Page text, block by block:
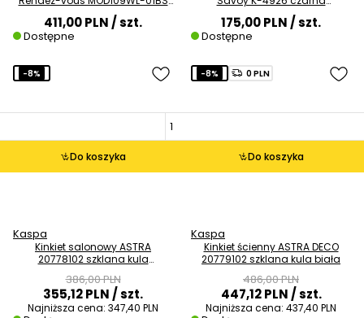
biała mosiądz
411,00 PLN/ szt.
Dostępne
sypialniana kula
175,00 PLN/ szt.
Dostępne
Do koszyka
-8%
Kaspa
Kinkiet salonowy ASTRA
20778102 szklana kula
386,00 PLN
355,12 PLN/ szt.
Najniższa cena: 347,40 PLN
Do koszyka
-8% 0 PLN
Kaspa
Kinkiet ścienny ASTRA DECO
20779102 szklana kula biała
486,00 PLN
447,12 PLN/ szt.
Najniższa cena: 437,40 PLN